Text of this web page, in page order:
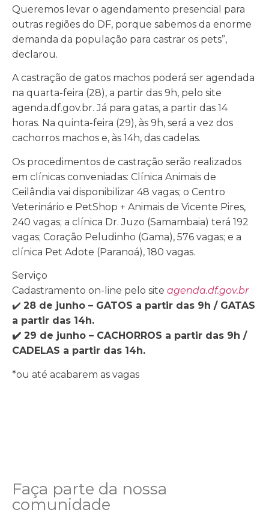
Queremos levar o agendamento presencial para
outras regiões do DF, porque sabemos da enorme
demanda da população para castrar os pets”,
declarou.
A castração de gatos machos poderá ser agendada
na quarta-feira (28), a partir das 9h, pelo site
agenda.df.gov.br. Já para gatas, a partir das 14
horas. Na quinta-feira (29), às 9h, será a vez dos
cachorros machos e, às 14h, das cadelas.
Os procedimentos de castração serão realizados
em clínicas conveniadas: Clínica Animais de
Ceilândia vai disponibilizar 48 vagas; o Centro
Veterinário e PetShop + Animais de Vicente Pires,
240 vagas; a clínica Dr. Juzo (Samambaia) terá 192
vagas; Coração Peludinho (Gama), 576 vagas; e a
clínica Pet Adote (Paranoá), 180 vagas.
Serviço
Cadastramento on-line pelo site agenda.df.gov.br
✔️ 28 de junho – GATOS a partir das 9h / GATAS
a partir das 14h.
✔️ 29 de junho – CACHORROS a partir das 9h /
CADELAS a partir das 14h.
*ou até acabarem as vagas
Faça parte da nossa
comunidade